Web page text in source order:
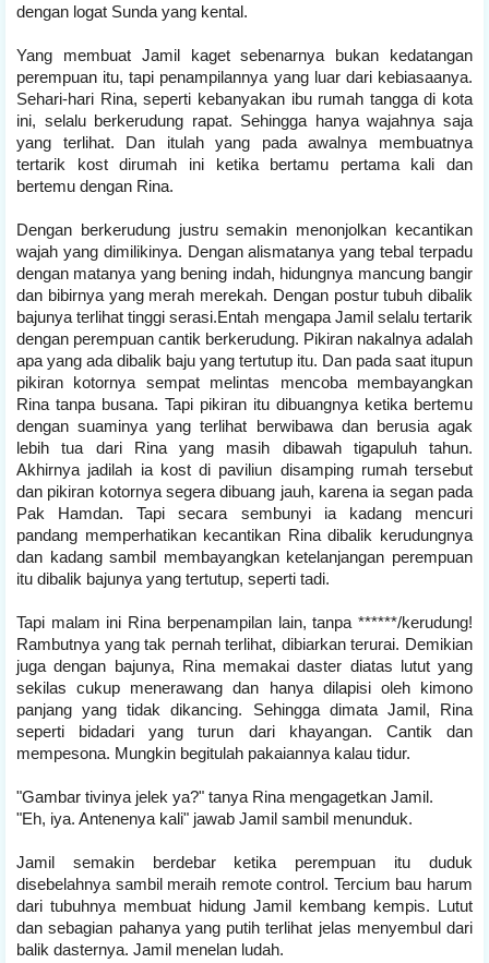
dengan logat Sunda yang kental.
Yang membuat Jamil kaget sebenarnya bukan kedatangan
perempuan itu, tapi penampilannya yang luar dari kebiasaanya.
Sehari-hari Rina, seperti kebanyakan ibu rumah tangga di kota
ini, selalu berkerudung rapat. Sehingga hanya wajahnya saja
yang terlihat. Dan itulah yang pada awalnya membuatnya
tertarik kost dirumah ini ketika bertamu pertama kali dan
bertemu dengan Rina.
Dengan berkerudung justru semakin menonjolkan kecantikan
wajah yang dimilikinya. Dengan alismatanya yang tebal terpadu
dengan matanya yang bening indah, hidungnya mancung bangir
dan bibirnya yang merah merekah. Dengan postur tubuh dibalik
bajunya terlihat tinggi serasi.Entah mengapa Jamil selalu tertarik
dengan perempuan cantik berkerudung. Pikiran nakalnya adalah
apa yang ada dibalik baju yang tertutup itu. Dan pada saat itupun
pikiran kotornya sempat melintas mencoba membayangkan
Rina tanpa busana. Tapi pikiran itu dibuangnya ketika bertemu
dengan suaminya yang terlihat berwibawa dan berusia agak
lebih tua dari Rina yang masih dibawah tigapuluh tahun.
Akhirnya jadilah ia kost di paviliun disamping rumah tersebut
dan pikiran kotornya segera dibuang jauh, karena ia segan pada
Pak Hamdan. Tapi secara sembunyi ia kadang mencuri
pandang memperhatikan kecantikan Rina dibalik kerudungnya
dan kadang sambil membayangkan ketelanjangan perempuan
itu dibalik bajunya yang tertutup, seperti tadi.
Tapi malam ini Rina berpenampilan lain, tanpa ******/kerudung!
Rambutnya yang tak pernah terlihat, dibiarkan terurai. Demikian
juga dengan bajunya, Rina memakai daster diatas lutut yang
sekilas cukup menerawang dan hanya dilapisi oleh kimono
panjang yang tidak dikancing. Sehingga dimata Jamil, Rina
seperti bidadari yang turun dari khayangan. Cantik dan
mempesona. Mungkin begitulah pakaiannya kalau tidur.
"Gambar tivinya jelek ya?" tanya Rina mengagetkan Jamil.
"Eh, iya. Antenenya kali" jawab Jamil sambil menunduk.
Jamil semakin berdebar ketika perempuan itu duduk
disebelahnya sambil meraih remote control. Tercium bau harum
dari tubuhnya membuat hidung Jamil kembang kempis. Lutut
dan sebagian pahanya yang putih terlihat jelas menyembul dari
balik dasternya. Jamil menelan ludah.